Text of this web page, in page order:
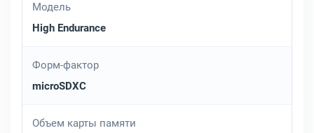
Модель
High Endurance
Форм-фактор
microSDXC
Объем карты памяти